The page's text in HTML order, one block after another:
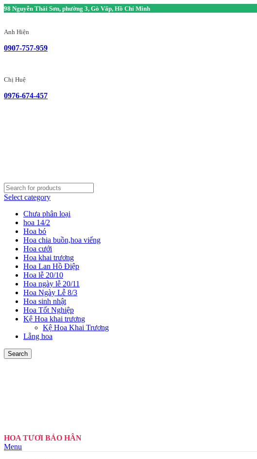
98 Nguyễn Thái Sơn, phường 3, Gò Vấp, Hồ Chí Minh
Anh Hiện
0907-757-959
Chị Huệ
0976-674-457
Select category
Chưa phân loại
hoa 14/2
Hoa bó
Hoa chia buồn,hoa viếng
Hoa cưới
Hoa khai trương
Hoa Lan Hồ Điệp
Hoa lễ 20/10
Hoa ngày lễ 20/11
Hoa Ngày Lễ 8/3
Hoa sinh nhật
Hoa Tốt Nghiệp
Kệ Hoa khai trương
Kệ Hoa Khai Trương
Lẵng hoa
Search
HOA TƯƠI BẢO HÂN
Menu